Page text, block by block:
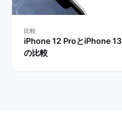
比較
iPhone 12 ProとiPhone 13
の比較